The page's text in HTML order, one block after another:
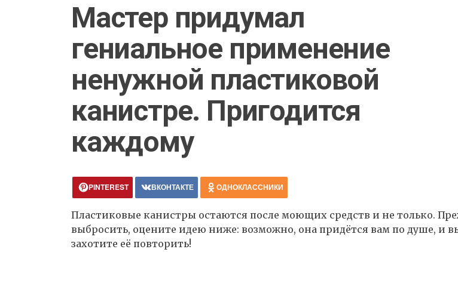
Мастер придумал
гениальное применение
ненужной пластиковой
канистре. Пригодится
каждому
PINTEREST ВКОНТАКТЕ ОДНОКЛАССНИКИ
Пластиковые канистры остаются после моющих средств и не только.
выбросить, оцените идею ниже: возможно, она придётся вам по душе, и
захотите её повторить!